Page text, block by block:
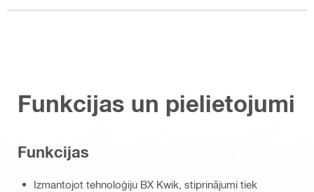
Funkcijas un pielietojumi
Funkcijas
Izmantojot tehnoloģiju BX Kwik, stiprinājumi tiek